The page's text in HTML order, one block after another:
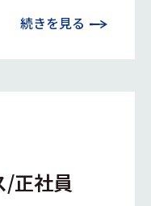
続きを見る
/正社員